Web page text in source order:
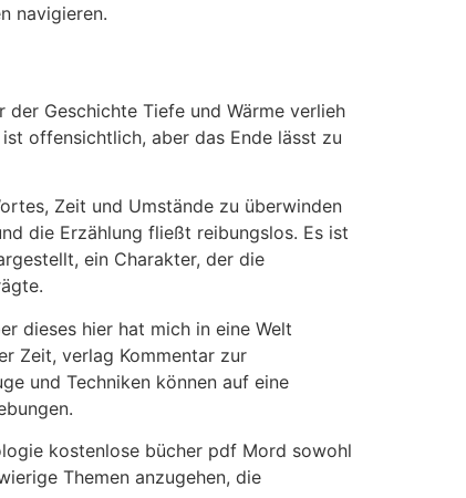
navigieren.
Geschichte Tiefe und Wärme verlieh
offensichtlich, aber das Ende lässt zu
Zeit und Umstände zu überwinden
die Erzählung fließt reibungslos. Es ist
ein Charakter, der die
dieses hier hat mich in eine Welt
Zeit, verlag Kommentar zur
und Techniken können auf eine
kostenlose bücher pdf Mord sowohl
Themen anzugehen, die